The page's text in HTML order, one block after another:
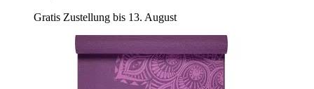
Gratis Zustellung bis 13. August